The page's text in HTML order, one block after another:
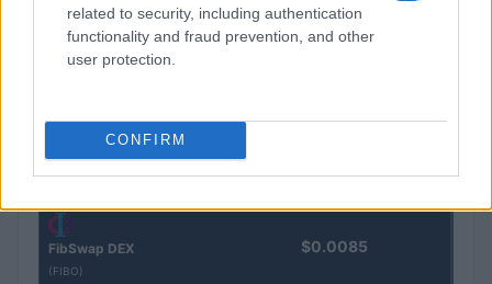
related to security, including authentication
functionality and fraud prevention, and other
user protection.
CONFIRM
(STINJ)
JDB
FibSwap DEX
(FIBO)
$0.0085